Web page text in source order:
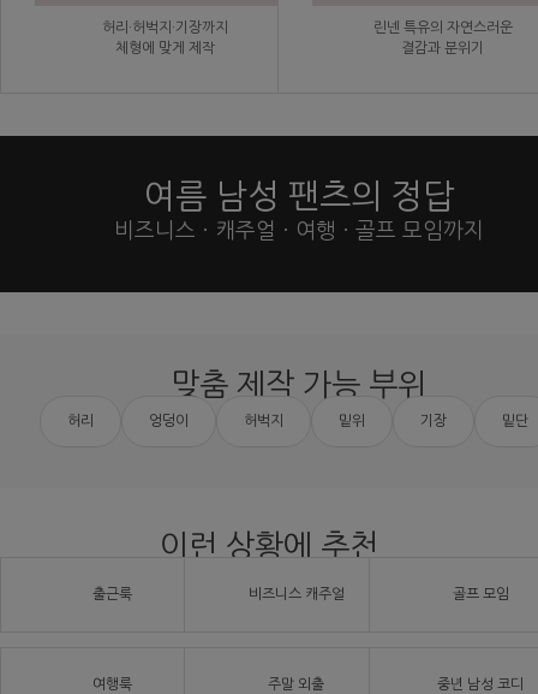
허리·허벅지·기장까지
체형에 맞게 제작
린넨 특유의 자연스러운
결감과 분위기
여름 남성 팬츠의 정답
비즈니스 · 캐주얼 · 여행 · 골프 모임까지
맞춤 제작 가능 부위
허리 엉덩이 허벅지 밑위 기장 밑단
이런 상황에 추천
출근룩 비즈니스 캐주얼 골프 모임
여행룩 주말 외출 중년 남성 코디